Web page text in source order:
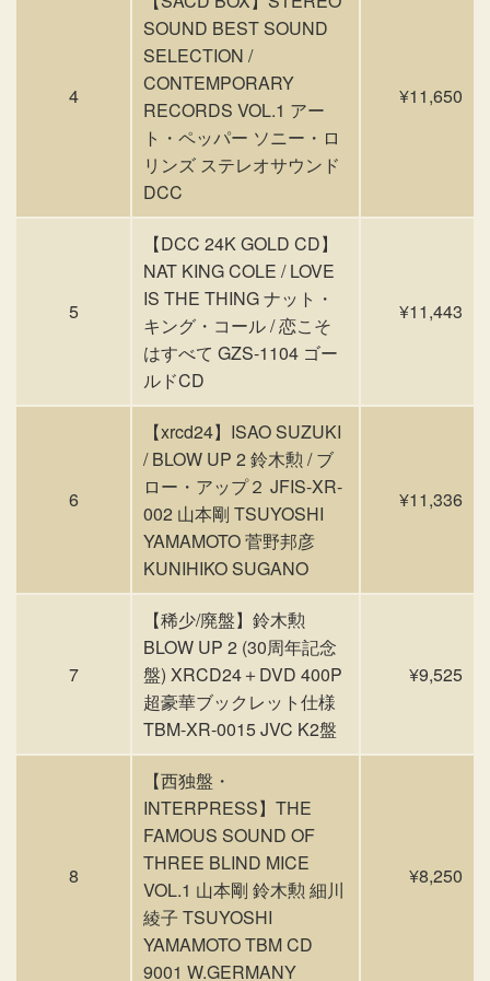
4
SOUND BEST SOUND
SELECTION /
CONTEMPORARY
RECORDS VOL.1 アー
ト・ペッパー ソニー・ロ
リンズ ステレオサウンド
DCC
¥11,650
5
【DCC 24K GOLD CD】
NAT KING COLE / LOVE
IS THE THING ナット・
キング・コール / 恋こそ
はすべて GZS-1104 ゴー
ルドCD
¥11,443
6
【xrcd24】ISAO SUZUKI
/ BLOW UP 2 鈴木勲 / ブ
ロー・アップ２ JFIS-XR-
002 山本剛 TSUYOSHI
YAMAMOTO 菅野邦彦
KUNIHIKO SUGANO
¥11,336
7
【稀少/廃盤】鈴木勲
BLOW UP 2 (30周年記念
盤) XRCD24＋DVD 400P
超豪華ブックレット仕様
TBM-XR-0015 JVC K2盤
¥9,525
8
【西独盤・
INTERPRESS】THE
FAMOUS SOUND OF
THREE BLIND MICE
VOL.1 山本剛 鈴木勲 細川
綾子 TSUYOSHI
YAMAMOTO TBM CD
9001 W.GERMANY
¥8,250